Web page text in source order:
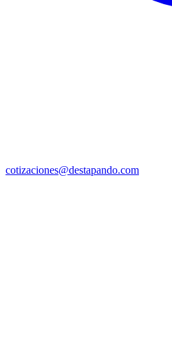
cotizaciones@destapando.com